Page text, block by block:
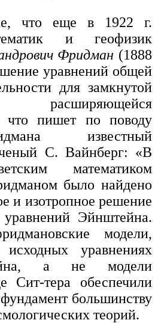
что еще в 1922 г.
и геофизик
Фридман (1888
уравнений общей
для замкнутой
расширяющейся
что пишет по поводу
известный
С. Вайнберг: «В
математиком
было найдено
и изотропное решение
уравнений Эйнштейна.
модели,
уравнениях
а не модели
Сит-тера обеспечили
большинству
теорий.